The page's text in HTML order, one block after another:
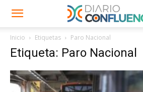
Inicio Etiquetas Paro Nacional
Etiqueta: Paro Nacional